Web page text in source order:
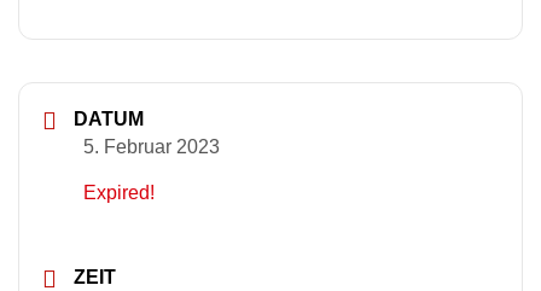
DATUM
5. Februar 2023
Expired!
ZEIT